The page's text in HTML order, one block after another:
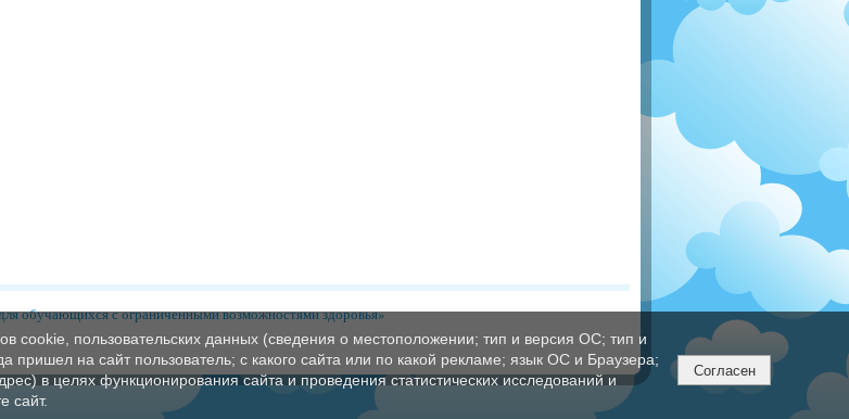
обучающихся с ограниченными возможностями здоровья»
cookie, пользовательских данных (сведения о местоположении; тип и версия ОС; тип и
пришел на сайт пользователь; с какого сайта или по какой рекламе; язык ОС и Браузера;
в целях функционирования сайта и проведения статистических исследований и
сайт.
Согласен